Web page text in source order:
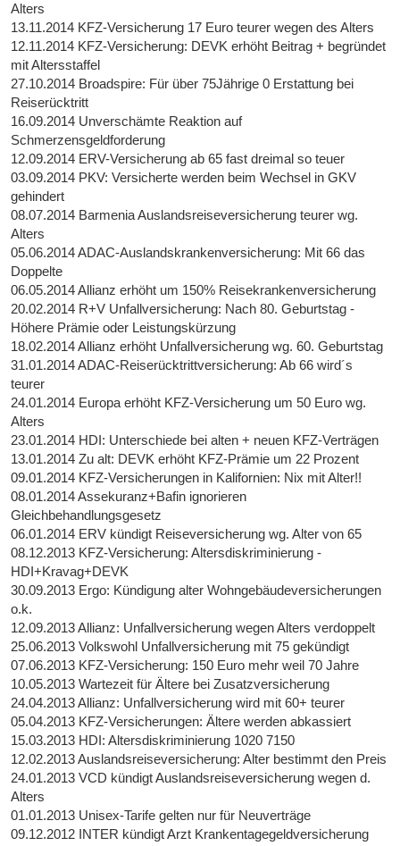
Alters
13.11.2014 KFZ-Versicherung 17 Euro teurer wegen des Alters
12.11.2014 KFZ-Versicherung: DEVK erhöht Beitrag + begründet
mit Altersstaffel
27.10.2014 Broadspire: Für über 75Jährige 0 Erstattung bei
Reiserücktritt
16.09.2014 Unverschämte Reaktion auf
Schmerzensgeldforderung
12.09.2014 ERV-Versicherung ab 65 fast dreimal so teuer
03.09.2014 PKV: Versicherte werden beim Wechsel in GKV
gehindert
08.07.2014 Barmenia Auslandsreiseversicherung teurer wg.
Alters
05.06.2014 ADAC-Auslandskrankenversicherung: Mit 66 das
Doppelte
06.05.2014 Allianz erhöht um 150% Reisekrankenversicherung
20.02.2014 R+V Unfallversicherung: Nach 80. Geburtstag -
Höhere Prämie oder Leistungskürzung
18.02.2014 Allianz erhöht Unfallversicherung wg. 60. Geburtstag
31.01.2014 ADAC-Reiserücktrittversicherung: Ab 66 wird´s
teurer
24.01.2014 Europa erhöht KFZ-Versicherung um 50 Euro wg.
Alters
23.01.2014 HDI: Unterschiede bei alten + neuen KFZ-Verträgen
13.01.2014 Zu alt: DEVK erhöht KFZ-Prämie um 22 Prozent
09.01.2014 KFZ-Versicherungen in Kalifornien: Nix mit Alter!!
08.01.2014 Assekuranz+Bafin ignorieren
Gleichbehandlungsgesetz
06.01.2014 ERV kündigt Reiseversicherung wg. Alter von 65
08.12.2013 KFZ-Versicherung: Altersdiskriminierung -
HDI+Kravag+DEVK
30.09.2013 Ergo: Kündigung alter Wohngebäudeversicherungen
o.k.
12.09.2013 Allianz: Unfallversicherung wegen Alters verdoppelt
25.06.2013 Volkswohl Unfallversicherung mit 75 gekündigt
07.06.2013 KFZ-Versicherung: 150 Euro mehr weil 70 Jahre
10.05.2013 Wartezeit für Ältere bei Zusatzversicherung
24.04.2013 Allianz: Unfallversicherung wird mit 60+ teurer
05.04.2013 KFZ-Versicherungen: Ältere werden abkassiert
15.03.2013 HDI: Altersdiskriminierung 1020 7150
12.02.2013 Auslandsreiseversicherung: Alter bestimmt den Preis
24.01.2013 VCD kündigt Auslandsreiseversicherung wegen d.
Alters
01.01.2013 Unisex-Tarife gelten nur für Neuverträge
09.12.2012 INTER kündigt Arzt Krankentagegeldversicherung